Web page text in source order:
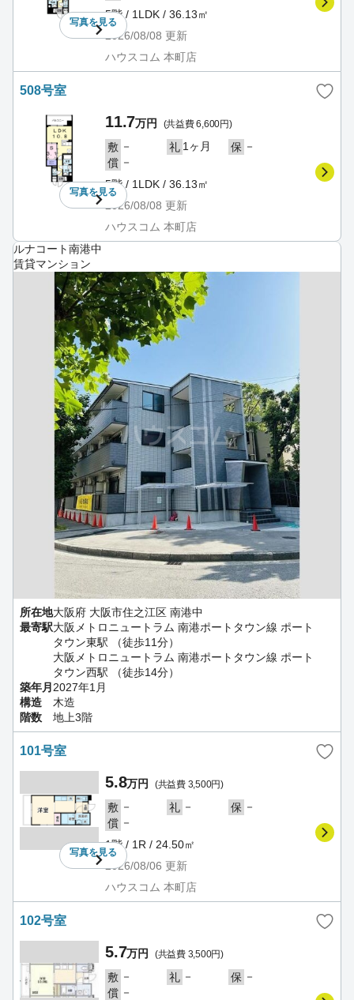
写真を見る
5階 / 1LDK / 36.13㎡
2026/08/08 更新
ハウスコム 本町店
508号室
写真を見る
11.7万円 (共益費 6,600円)
敷 － 礼 1ヶ月 保 －
償 －
5階 / 1LDK / 36.13㎡
2026/08/08 更新
ハウスコム 本町店
ルナコート南港中
賃貸マンション
所在地大阪府 大阪市住之江区 南港中
最寄駅大阪メトロニュートラム 南港ポートタウン線 ポート
タウン東駅 （徒歩11分）
大阪メトロニュートラム 南港ポートタウン線 ポート
タウン西駅 （徒歩14分）
築年月 2027年1月
構造
木造
階数
地上3階
101号室
写真を見る
5.8万円 (共益費 3,500円)
敷 － 礼 － 保 －
償 －
1階 / 1R / 24.50㎡
2026/08/06 更新
ハウスコム 本町店
102号室
5.7万円 (共益費 3,500円)
敷 － 礼 － 保 －
償 －